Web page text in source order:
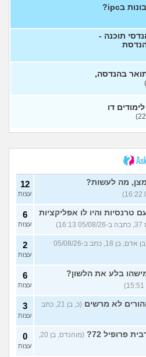
עצות
עצות
לא
9
עצות
1
עצות
3
עצות
2
עצות
9
עצות
3
עצות
כדאי ללמוד הנהלת חשבונות בipc?
תוכנה -
בהנדסה,
דו
מה לעשות? 12
עצות
טרנסיות והיו לו אפליקציות
6
עצות
(בן אדם, בן 18, כתב ב-05/08/26
2
עצות
בלע את הלשון? 6
עצות
לא מרשים
(כ, בן 21, כתב
3
עצות
פרופיל 72? 0
עצות